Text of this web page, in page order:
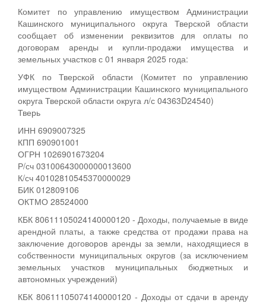
Комитет по управлению имуществом Администрации
Кашинского муниципального округа Тверской области
сообщает об изменении реквизитов для оплаты по
договорам аренды и купли-продажи имущества и
земельных участков с 01 января 2025 года:
УФК по Тверской области (Комитет по управлению
имуществом Администрации Кашинского муниципального
округа Тверской области округа л/с 04363D24540)
Тверь
ИНН 6909007325
КПП 690901001
ОГРН 1026901673204
Р/сч 03100643000000013600
К/сч 40102810545370000029
БИК 012809106
ОКТМО 28524000
КБК 80611105024140000120 - Доходы, получаемые в виде
арендной платы, а также средства от продажи права на
заключение договоров аренды за земли, находящиеся в
собственности муниципальных округов (за исключением
земельных участков муниципальных бюджетных и
автономных учреждений)
КБК 80611105074140000120 - Доходы от сдачи в аренду